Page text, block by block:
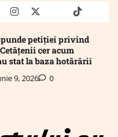
instagram
twitter truthtiktok
petiției privind
cer acum
stat la baza hotărârii
9, 2026 0